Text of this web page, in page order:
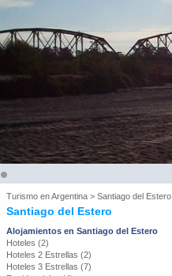
Turismo enArgentina > Santiago del Estero
Santiago del Estero
Alojamientos en Santiago del Estero
Hoteles (2)
Hoteles 2 Estrellas (2)
Hoteles 3 Estrellas (7)